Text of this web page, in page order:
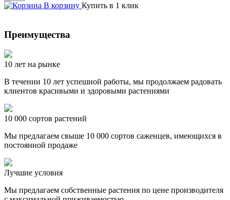
В корзину Купить в 1 клик
Преимущества
10 лет на рынке
В течении 10 лет успешной работы, мы продолжаем радовать
клиентов красивыми и здоровыми растениями
10 000 сортов растений
Мы предлагаем свыше 10 000 сортов саженцев, имеющихся в
постоянной продаже
Лучшие условия
Мы предлагаем собственные растения по цене производителя